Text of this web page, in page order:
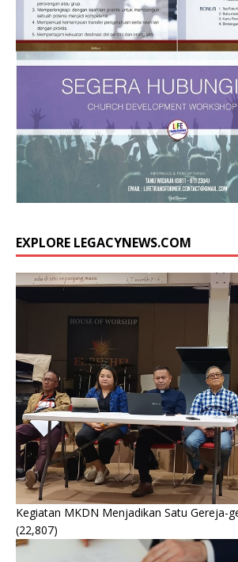
EXPLORE LEGACYNEWS.COM
Kegiatan MKDN Menjadikan Satu Gereja-
(22,807)